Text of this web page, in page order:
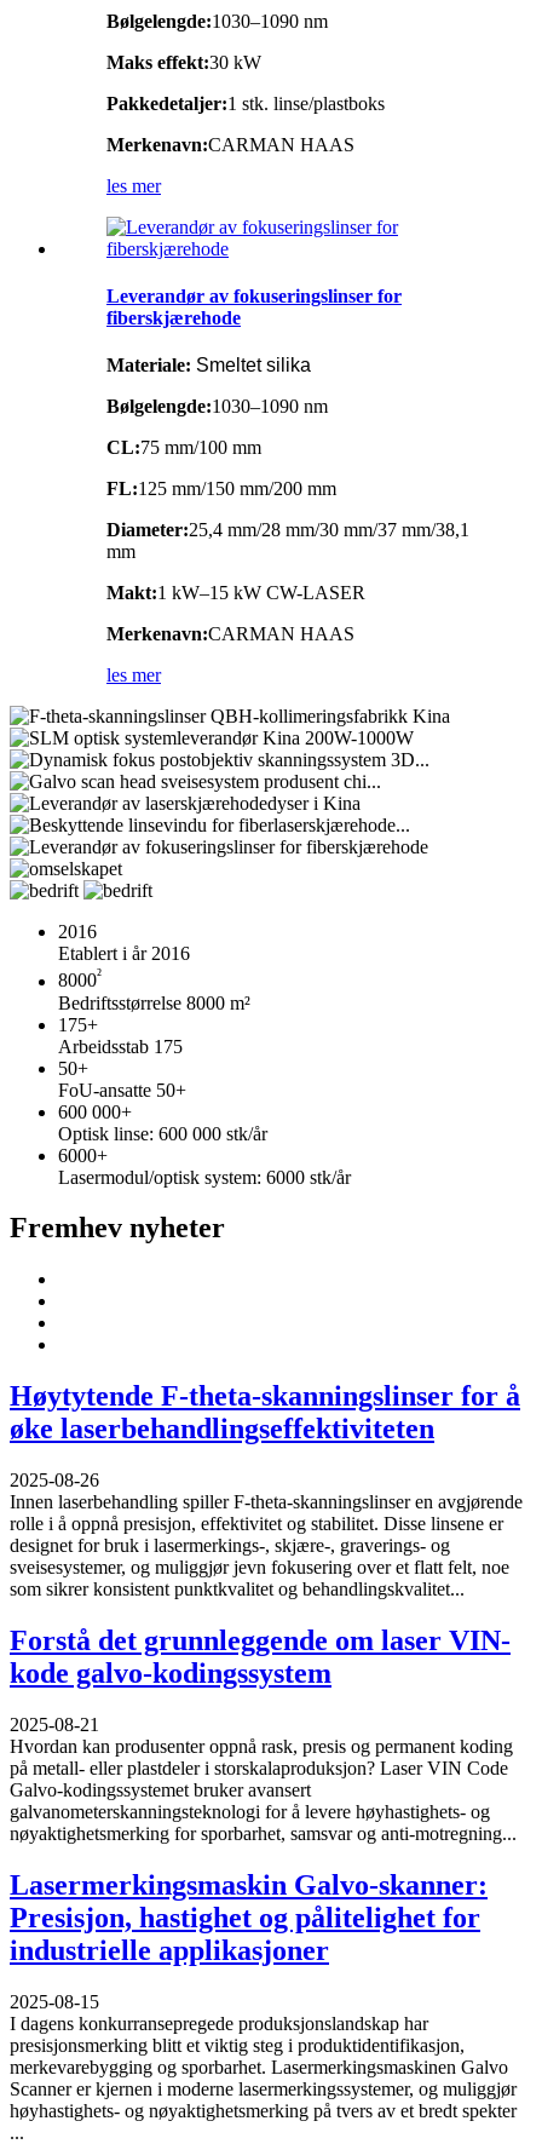
Bølgelengde:1030–1090 nm
Maks effekt:30 kW
Pakkedetaljer:1 stk. linse/plastboks
Merkenavn:CARMAN HAAS
les mer
Leverandør av fokuseringslinser for
fiberskjærehode
Materiale: Smeltet silika
Bølgelengde:1030–1090 nm
CL:75 mm/100 mm
FL:125 mm/150 mm/200 mm
Diameter:25,4 mm/28 mm/30 mm/37 mm/38,1
mm
Makt:1 kW–15 kW CW-LASER
Merkenavn:CARMAN HAAS
les mer
2016
Etablert i år 2016
8000²
Bedriftsstørrelse 8000 m²
175+
Arbeidsstab 175
50+
FoU-ansatte 50+
600 000+
Optisk linse: 600 000 stk/år
6000+
Lasermodul/optisk system: 6000 stk/år
Fremhev nyheter
Høytytende F-theta-skanningslinser for å
øke laserbehandlingseffektiviteten
2025-08-26
Innen laserbehandling spiller F-theta-skanningslinser en avgjørende
rolle i å oppnå presisjon, effektivitet og stabilitet. Disse linsene er
designet for bruk i lasermerkings-, skjære-, graverings- og
sveisesystemer, og muliggjør jevn fokusering over et flatt felt, noe
som sikrer konsistent punktkvalitet og behandlingskvalitet...
Forstå det grunnleggende om laser VIN-
kode galvo-kodingssystem
2025-08-21
Hvordan kan produsenter oppnå rask, presis og permanent koding
på metall- eller plastdeler i storskalaproduksjon? Laser VIN Code
Galvo-kodingssystemet bruker avansert
galvanometerskanningsteknologi for å levere høyhastighets- og
nøyaktighetsmerking for sporbarhet, samsvar og anti-motregning...
Lasermerkingsmaskin Galvo-skanner:
Presisjon, hastighet og pålitelighet for
industrielle applikasjoner
2025-08-15
I dagens konkurransepregede produksjonslandskap har
presisjonsmerking blitt et viktig steg i produktidentifikasjon,
merkevarebygging og sporbarhet. Lasermerkingsmaskinen Galvo
Scanner er kjernen i moderne lasermerkingssystemer, og muliggjør
høyhastighets- og nøyaktighetsmerking på tvers av et bredt spekter
...